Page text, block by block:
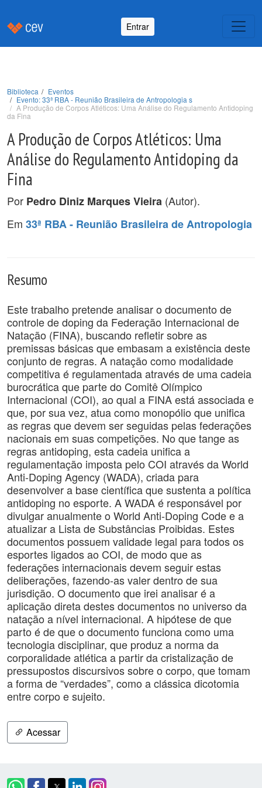
Entrar
Biblioteca
Eventos
Evento: 33ª RBA - Reunião Brasileira de Antropologia s
A Produção de Corpos Atléticos: Uma Análise do Regulamento Antidoping
da Fina
A Produção de Corpos Atléticos: Uma
Análise do Regulamento Antidoping da
Fina
Por Pedro Diniz Marques Vieira (Autor).
Em 33ª RBA - Reunião Brasileira de Antropologia
Resumo
Este trabalho pretende analisar o documento de
controle de doping da Federação Internacional de
Natação (FINA), buscando refletir sobre as
premissas básicas que embasam a existência deste
conjunto de regras. A natação como modalidade
competitiva é regulamentada através de uma cadeia
burocrática que parte do Comitê Olímpico
Internacional (COI), ao qual a FINA está associada e
que, por sua vez, atua como monopólio que unifica
as regras que devem ser seguidas pelas federações
nacionais em suas competições. No que tange as
regras antidoping, esta cadeia unifica a
regulamentação imposta pelo COI através da World
Anti-Doping Agency (WADA), criada para
desenvolver a base científica que sustenta a política
antidoping no esporte. A WADA é responsável por
divulgar anualmente o World Anti-Doping Code e a
atualizar a Lista de Substâncias Proibidas. Estes
documentos possuem validade legal para todos os
esportes ligados ao COI, de modo que as
federações internacionais devem seguir estas
deliberações, fazendo-as valer dentro de sua
jurisdição. O documento que irei analisar é a
aplicação direta destes documentos no universo da
natação a nível internacional. A hipótese de que
parto é de que o documento funciona como uma
tecnologia disciplinar, que produz a norma da
corporalidade atlética a partir da cristalização de
pressupostos discursivos sobre o corpo, que tomam
a forma de “verdades”, como a clássica dicotomia
entre corpo e sujeito.
Acessar